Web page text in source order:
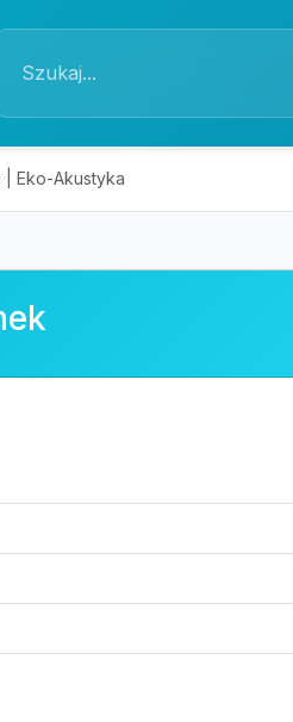
| Eko-Akustyka